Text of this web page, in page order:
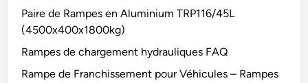
Paire de Rampes en Aluminium TRP116/45L
(4500x400x1800kg)
Rampes de chargement hydrauliques FAQ
Rampe de Franchissement pour Véhicules – Rampes